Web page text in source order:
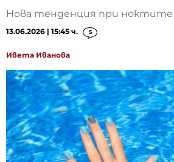
Нова тенденция при ноктите
13.06.2026 | 15:45 ч. 5
Ивета Иванова